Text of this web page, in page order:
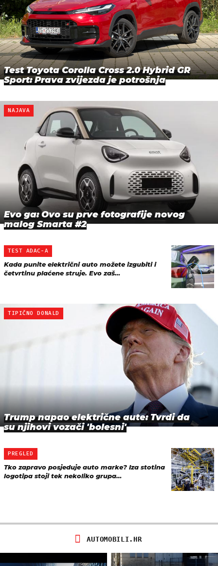
Test Toyota Corolla Cross 2.0 Hybrid GR
Sport: Prava zvijezda je potrošnja
NAJAVA
Evo ga: Ovo su prve fotografije novog
malog Smarta #2
TEST ADAC-A
Kada punite električni auto možete izgubiti i
četvrtinu plaćene struje. Evo zaš…
TIPIČNO DONALD
Trump napao električne aute: Tvrdi da
su njihovi vozači 'bolesni'
PREGLED
Tko zapravo posjeduje auto marke? Iza stotina
logotipa stoji tek nekoliko grupa…